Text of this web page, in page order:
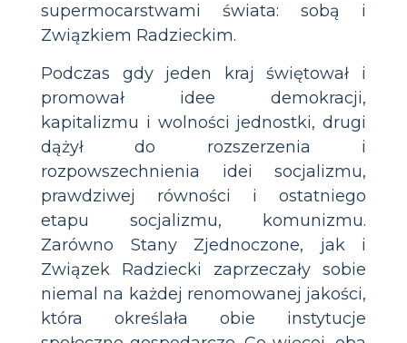
supermocarstwami świata: sobą i
Związkiem Radzieckim.
Podczas gdy jeden kraj świętował i
promował idee demokracji,
kapitalizmu i wolności jednostki, drugi
dążył do rozszerzenia i
rozpowszechnienia idei socjalizmu,
prawdziwej równości i ostatniego
etapu socjalizmu, komunizmu.
Zarówno Stany Zjednoczone, jak i
Związek Radziecki zaprzeczały sobie
niemal na każdej renomowanej jakości,
która określała obie instytucje